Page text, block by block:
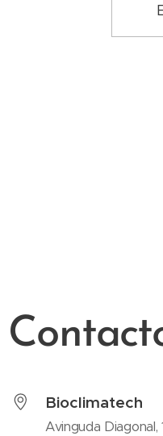
Bioclimatech
Avinguda